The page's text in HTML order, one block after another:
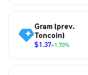
Gram (prev.
Toncoin)
$1.37+1.70%